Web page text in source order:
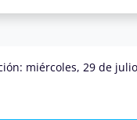
miércoles, 29 de